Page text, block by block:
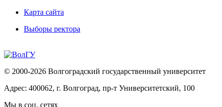
Карта сайта
Выборы ректора
© 2000-2026 Волгоградский государственный университет
Адрес: 400062, г. Волгоград, пр-т Университетский, 100
Мы в соц. сетях